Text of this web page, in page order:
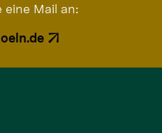
eine Mail an: